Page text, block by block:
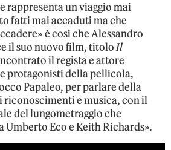
rappresenta un viaggio mai
fatti mai accaduti ma che
è così che Alessandro
il suo nuovo film, titoloIl
il regista e attore
protagonisti della pellicola,
Papaleo, per parlare della
riconoscimenti e musica, con il
del lungometraggio che
Umberto Eco e Keith Richards».